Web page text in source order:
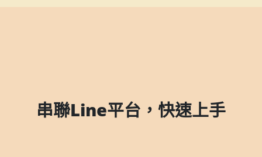
串聯Line平台，快速上手